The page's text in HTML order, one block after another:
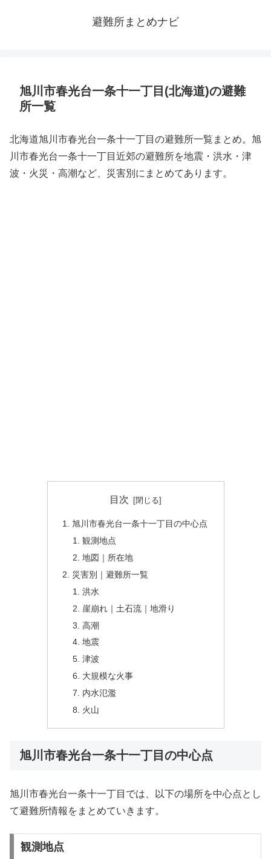
避難所まとめナビ
旭川市春光台一条十一丁目(北海道)の避難
所一覧
北海道旭川市春光台一条十一丁目の避難所一覧まとめ。旭
川市春光台一条十一丁目近郊の避難所を地震・洪水・津
波・火災・高潮など、災害別にまとめてあります。
目次
旭川市春光台一条十一丁目の中心点
観測地点
地図｜所在地
災害別｜避難所一覧
洪水
崖崩れ｜土石流｜地滑り
高潮
地震
津波
大規模な火事
内水氾濫
火山
旭川市春光台一条十一丁目の中心点
旭川市春光台一条十一丁目では、以下の場所を中心点とし
て避難所情報をまとめていきます。
観測地点